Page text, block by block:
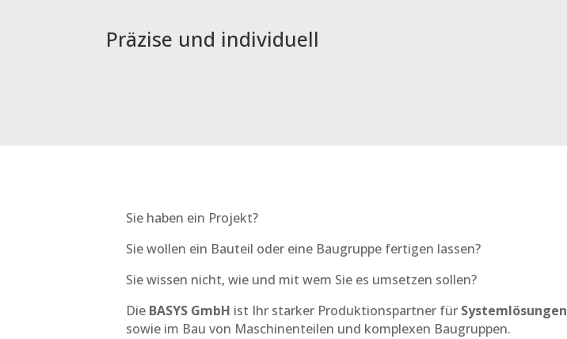
Präzise und individuell
Sie haben ein Projekt?
Sie wollen ein Bauteil oder eine Baugruppe fertigen lassen?
Sie wissen nicht, wie und mit wem Sie es umsetzen sollen?
Die BASYS GmbH ist Ihr starker Produktionspartner für Systemlösungen
sowie im Bau von Maschinenteilen und komplexen Baugruppen.